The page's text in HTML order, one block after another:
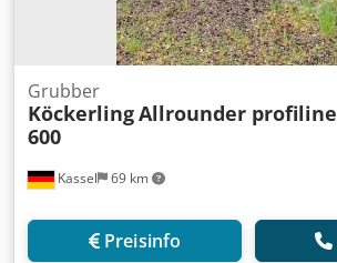
Kassel 69 km
Grubber
KöckerlingAllrounder profiline
600
Preisinfo